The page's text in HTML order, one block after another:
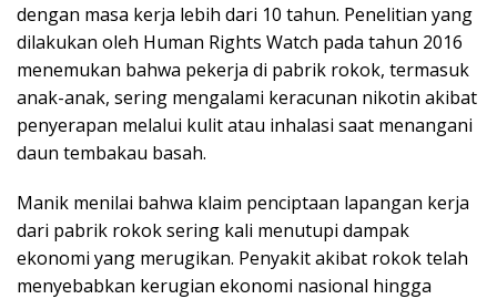
dengan masa kerja lebih dari 10 tahun. Penelitian yang
dilakukan oleh Human Rights Watch pada tahun 2016
menemukan bahwa pekerja di pabrik rokok, termasuk
anak-anak, sering mengalami keracunan nikotin akibat
penyerapan melalui kulit atau inhalasi saat menangani
daun tembakau basah.
Manik menilai bahwa klaim penciptaan lapangan kerja
dari pabrik rokok sering kali menutupi dampak
ekonomi yang merugikan. Penyakit akibat rokok telah
menyebabkan kerugian ekonomi nasional hingga